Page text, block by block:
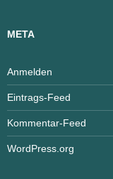
META
Anmelden
Eintrags-Feed
Kommentar-Feed
WordPress.org